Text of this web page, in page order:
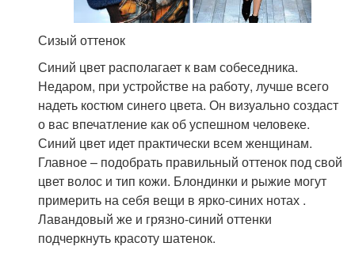
Сизый оттенок
Синий цвет располагает к вам собеседника.
Недаром, при устройстве на работу, лучше всего
надеть костюм синего цвета. Он визуально создаст
о вас впечатление как об успешном человеке.
Синий цвет идет практически всем женщинам.
Главное – подобрать правильный оттенок под свой
цвет волос и тип кожи. Блондинки и рыжие могут
примерить на себя вещи в ярко-синих нотах .
Лавандовый же и грязно-синий оттенки
подчеркнуть красоту шатенок.